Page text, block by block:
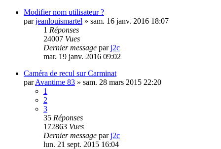
Modifier nom utilisateur ?
parjeanlouismartel » sam. 16 janv. 2016 18:07
1 Réponses
24007 Vues
Dernier message parj2c
mar. 19 janv. 2016 09:02
Caméra de recul sur Carminat
parAvantime 83 » sam. 28 mars 2015 22:20
1
2
3
35 Réponses
172863 Vues
Dernier message parj2c
lun. 21 sept. 2015 16:04